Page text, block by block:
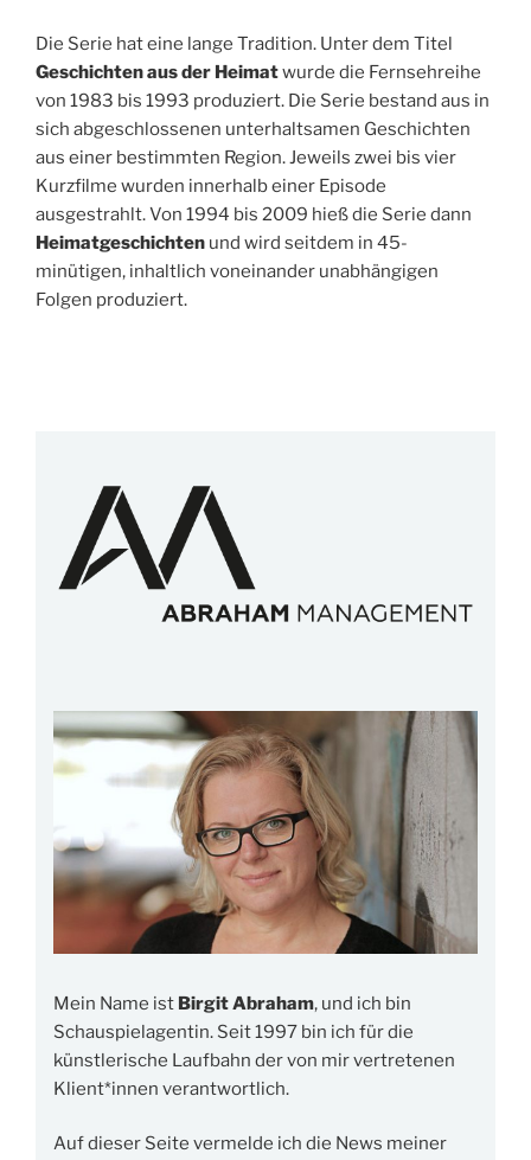
Die Serie hat eine lange Tradition. Unter dem Titel
Geschichten aus der Heimatwurde die Fernsehreihe
von 1983 bis 1993 produziert. Die Serie bestand aus in
sich abgeschlossenen unterhaltsamen Geschichten
aus einer bestimmten Region. Jeweils zwei bis vier
Kurzfilme wurden innerhalb einer Episode
ausgestrahlt. Von 1994 bis 2009 hieß die Serie dann
Heimatgeschichten und wird seitdem in 45-
minütigen, inhaltlich voneinander unabhängigen
Folgen produziert.
Mein Name ist Birgit Abraham, und ich bin
Schauspielagentin. Seit 1997 bin ich für die
künstlerische Laufbahn der von mir vertretenen
Klient*innen verantwortlich.
Auf dieser Seite vermelde ich die News meiner